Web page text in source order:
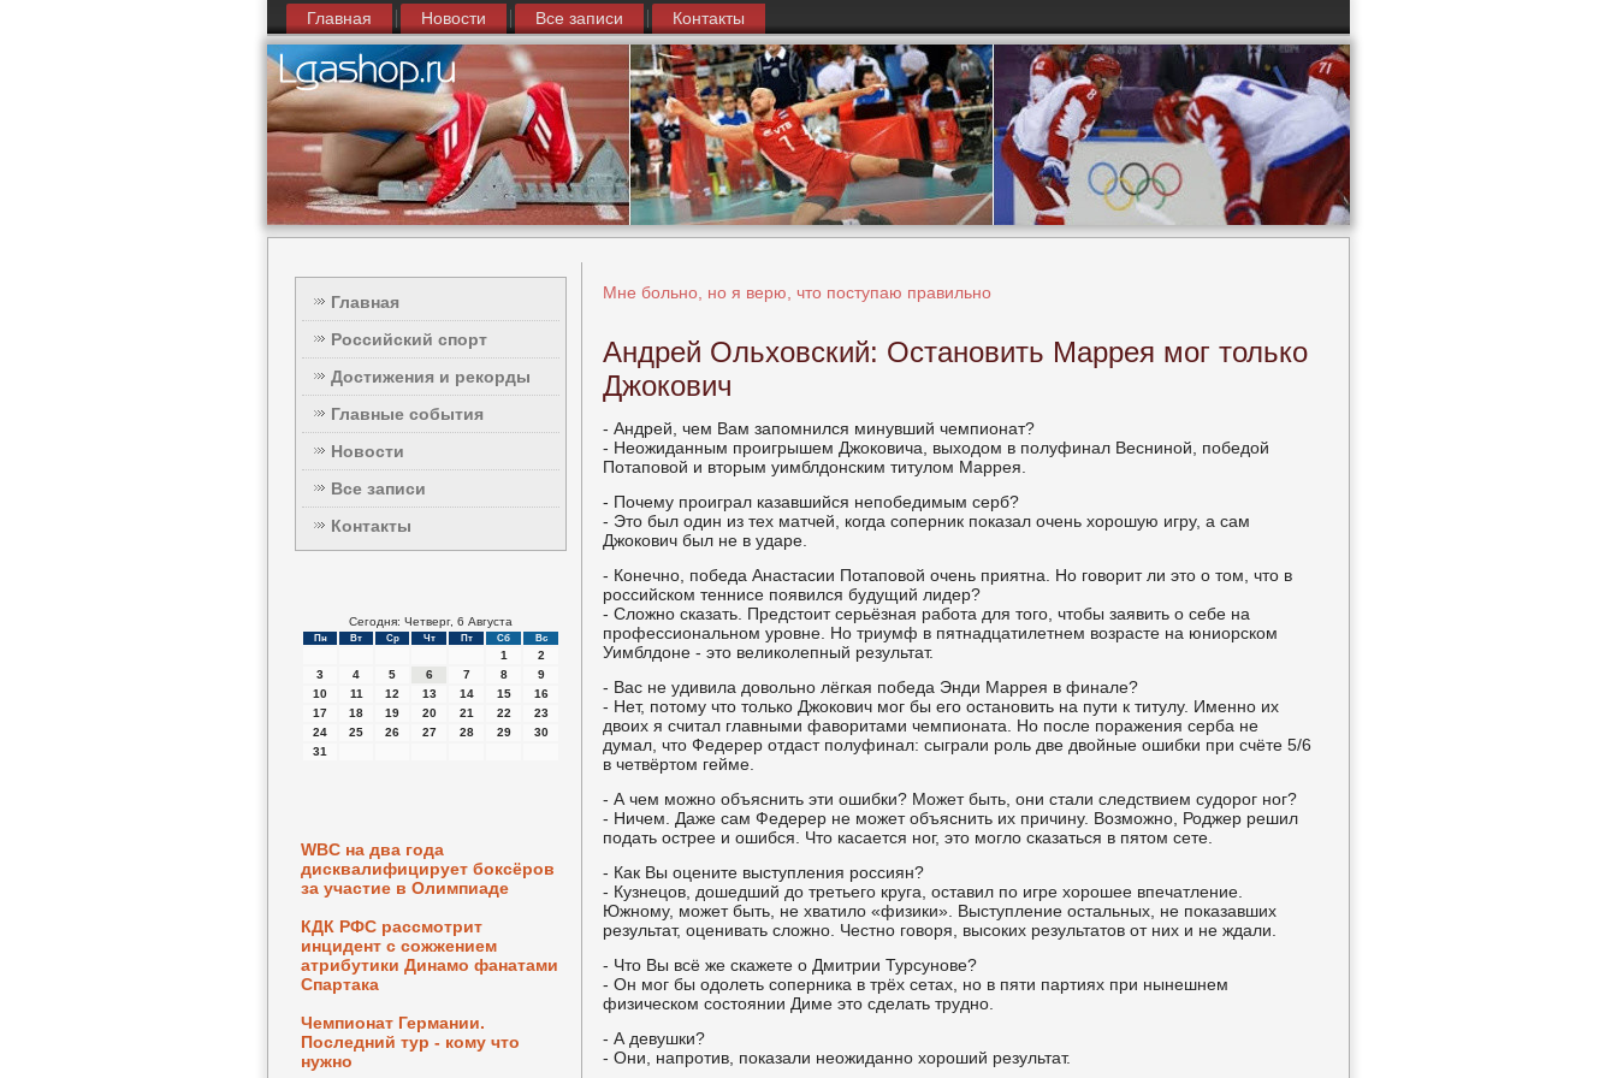
Главная Новости Все записи Контакты
Главная
Российский спорт
Достижения и рекорды
Главные события
Новости
Все записи
Контакты
Сегодня: Четверг, 6 Августа
Пн Вт Ср Чт Пт Сб Вс
1
2
3
4 5 6 7 8
9
10
11 12 13 14 15
16
17
18 19 20 21 22
23
24
25 26 27 28 29
30
31
WBC на два года
дисквалифицирует боксёров
за участие в Олимпиаде
КДК РФС рассмотрит
инцидент с сожжением
атрибутики Динамо фанатами
Спартака
Чемпионат Германии.
Последний тур - кому что
нужно
Мне больно, но я верю, что поступаю правильно
Андрей Ольховский: Остановить Маррея мог только
Джокович
- Андрей, чем Вам запомнился минувший чемпионат?
- Неожиданным проигрышем Джоковича, выходом в полуфинал Весниной, победой
Потаповой и вторым уимблдонским титулом Маррея.
- Почему проиграл казавшийся непобедимым серб?
- Это был один из тех матчей, когда соперник показал очень хорошую игру, а сам
Джокович был не в ударе.
- Конечно, победа Анастасии Потаповой очень приятна. Но говорит ли это о том, что в
российском теннисе появился будущий лидер?
- Сложно сказать. Предстоит серьёзная работа для того, чтобы заявить о себе на
профессиональном уровне. Но триумф в пятнадцатилетнем возрасте на юниорском
Уимблдоне - это великолепный результат.
- Вас не удивила довольно лёгкая победа Энди Маррея в финале?
- Нет, потому что только Джокович мог бы его остановить на пути к титулу. Именно их
двоих я считал главными фаворитами чемпионата. Но после поражения серба не
думал, что Федерер отдаст полуфинал: сыграли роль две двойные ошибки при счёте 5/6
в четвёртом гейме.
- А чем можно объяснить эти ошибки? Может быть, они стали следствием судорог ног?
- Ничем. Даже сам Федерер не может объяснить их причину. Возможно, Роджер решил
подать острее и ошибся. Что касается ног, это могло сказаться в пятом сете.
- Как Вы оцените выступления россиян?
- Кузнецов, дошедший до третьего круга, оставил по игре хорошее впечатление.
Южному, может быть, не хватило «физики». Выступление остальных, не показавших
результат, оценивать сложно. Честно говоря, высоких результатов от них и не ждали.
- Что Вы всё же скажете о Дмитрии Турсунове?
- Он мог бы одолеть соперника в трёх сетах, но в пяти партиях при нынешнем
физическом состоянии Диме это сделать трудно.
- А девушки?
- Они, напротив, показали неожиданно хороший результат.